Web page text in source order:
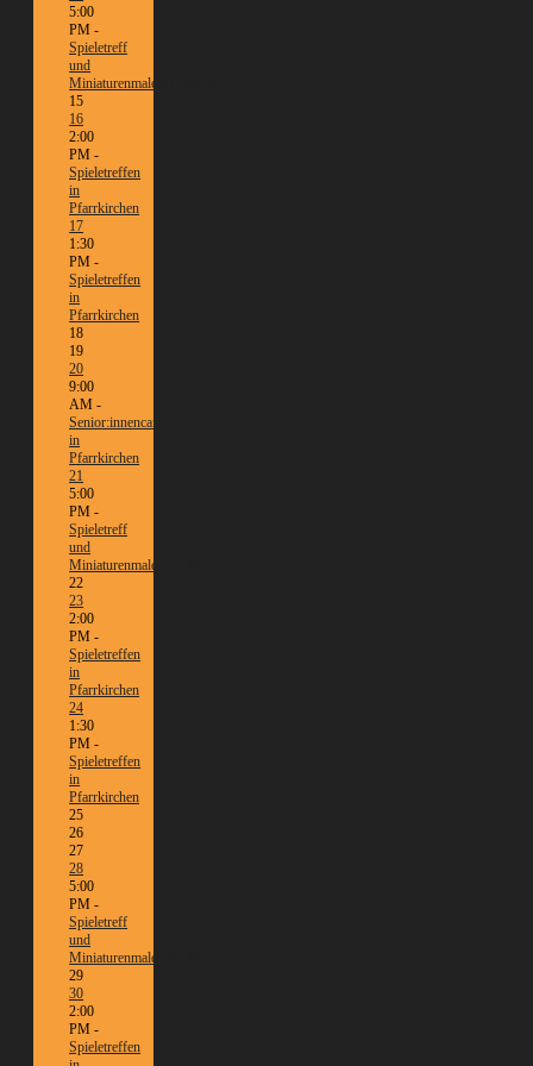
5:00
PM -
Spieletreff
und
Miniaturenmalen/Tabletop
15
16
2:00
PM -
Spieletreffen
in
Pfarrkirchen
17
1:30
PM -
Spieletreffen
in
Pfarrkirchen
18
19
20
9:00
AM -
Senior:innencafé
in
Pfarrkirchen
21
5:00
PM -
Spieletreff
und
Miniaturenmalen/Tabletop
22
23
2:00
PM -
Spieletreffen
in
Pfarrkirchen
24
1:30
PM -
Spieletreffen
in
Pfarrkirchen
25
26
27
28
5:00
PM -
Spieletreff
und
Miniaturenmalen/Tabletop
29
30
2:00
PM -
Spieletreffen